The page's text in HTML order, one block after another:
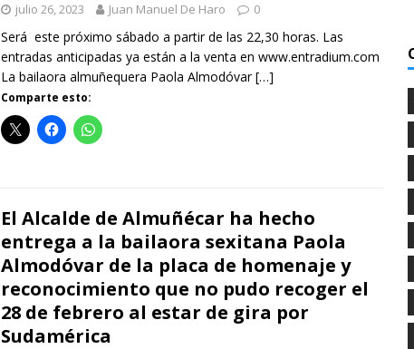
julio 26, 2023 Juan Manuel De Haro 0
Será este próximo sábado a partir de las 22,30 horas. Las
entradas anticipadas ya están a la venta en www.entradium.com
La bailaora almuñequera Paola Almodóvar[…]
Comparte esto:
El Alcalde de Almuñécar ha hecho
entrega a la bailaora sexitana Paola
Almodóvar de la placa de homenaje y
reconocimiento que no pudo recoger el
28 de febrero al estar de gira por
Sudamérica